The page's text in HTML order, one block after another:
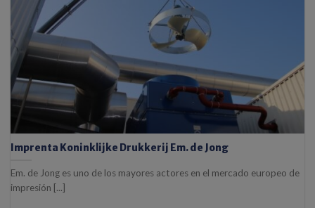
Imprenta Koninklijke Drukkerij Em. de Jong
Em. de Jong es uno de los mayores actores en el mercado europeo de
impresión [...]